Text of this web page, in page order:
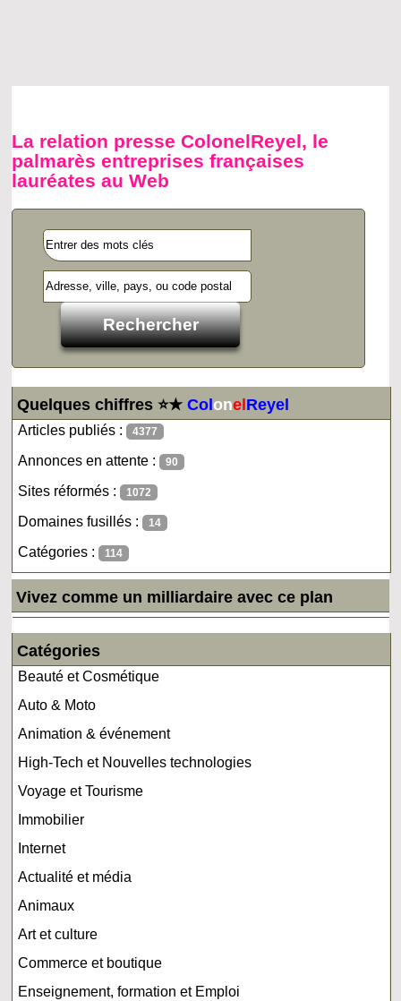
La relation presse ColonelReyel, le
palmarès entreprises françaises
lauréates au Web
Quelques chiffres ⭐★ColonelReyel
Articles publiés : 4377
Annonces en attente : 90
Sites réformés : 1072
Domaines fusillés : 14
Catégories : 114
Vivez comme un milliardaire avec ce plan
Catégories
Beauté et Cosmétique
Auto & Moto
Animation & événement
High-Tech et Nouvelles technologies
Voyage et Tourisme
Immobilier
Internet
Actualité et média
Animaux
Art et culture
Commerce et boutique
Enseignement, formation et Emploi